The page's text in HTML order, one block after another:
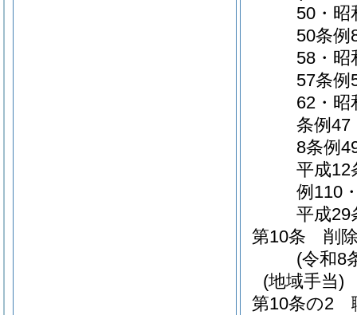
50・昭
50条例
58・昭
57条例
62・昭
条例47
8条例
平成12
例110
平成29
第10条
削
(令和8
(地域手当)
第10条の2